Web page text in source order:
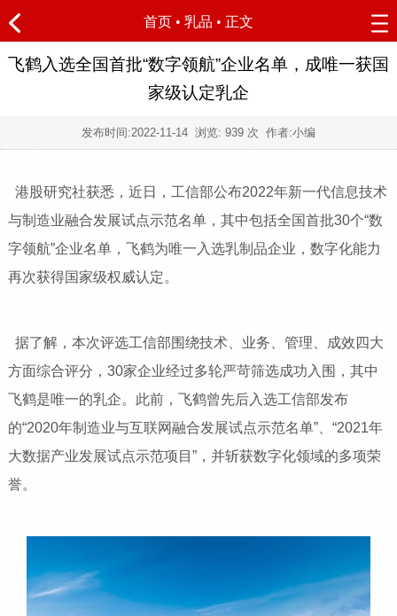
首页 • 乳品 • 正文
飞鹤入选全国首批“数字领航”企业名单，成唯一获国
家级认定乳企
发布时间:2022-11-14 浏览: 939 次 作者:小编
港股研究社获悉，近日，工信部公布2022年新一代信息技术
与制造业融合发展试点示范名单，其中包括全国首批30个“数
字领航”企业名单，飞鹤为唯一入选乳制品企业，数字化能力
再次获得国家级权威认定。
据了解，本次评选工信部围绕技术、业务、管理、成效四大
方面综合评分，30家企业经过多轮严苛筛选成功入围，其中
飞鹤是唯一的乳企。此前，飞鹤曾先后入选工信部发布
的“2020年制造业与互联网融合发展试点示范名单”、“2021年
大数据产业发展试点示范项目”，并斩获数字化领域的多项荣
誉。